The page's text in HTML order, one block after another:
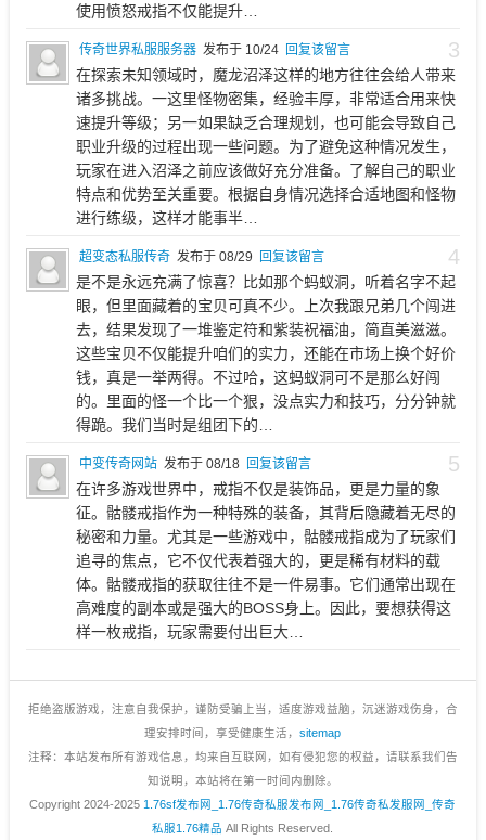
使用愤怒戒指不仅能提升…
3
传奇世界私服服务器 发布于 10/24 回复该留言
在探索未知领域时，魔龙沼泽这样的地方往往会给人带来
诸多挑战。一这里怪物密集，经验丰厚，非常适合用来快
速提升等级；另一如果缺乏合理规划，也可能会导致自己
职业升级的过程出现一些问题。为了避免这种情况发生，
玩家在进入沼泽之前应该做好充分准备。了解自己的职业
特点和优势至关重要。根据自身情况选择合适地图和怪物
进行练级，这样才能事半…
4
超变态私服传奇 发布于 08/29 回复该留言
是不是永远充满了惊喜？比如那个蚂蚁洞，听着名字不起
眼，但里面藏着的宝贝可真不少。上次我跟兄弟几个闯进
去，结果发现了一堆鉴定符和紫装祝福油，简直美滋滋。
这些宝贝不仅能提升咱们的实力，还能在市场上换个好价
钱，真是一举两得。不过哈，这蚂蚁洞可不是那么好闯
的。里面的怪一个比一个狠，没点实力和技巧，分分钟就
得跪。我们当时是组团下的…
5
中变传奇网站 发布于 08/18 回复该留言
在许多游戏世界中，戒指不仅是装饰品，更是力量的象
征。骷髅戒指作为一种特殊的装备，其背后隐藏着无尽的
秘密和力量。尤其是一些游戏中，骷髅戒指成为了玩家们
追寻的焦点，它不仅代表着强大的，更是稀有材料的载
体。骷髅戒指的获取往往不是一件易事。它们通常出现在
高难度的副本或是强大的BOSS身上。因此，要想获得这
样一枚戒指，玩家需要付出巨大…
拒绝盗版游戏，注意自我保护，谨防受骗上当，适度游戏益脑，沉迷游戏伤身，合
理安排时间，享受健康生活，sitemap
注释：本站发布所有游戏信息，均来自互联网，如有侵犯您的权益，请联系我们告
知说明，本站将在第一时间内删除。
Copyright 2024-2025 1.76sf发布网_1.76传奇私服发布网_1.76传奇私发服网_传奇
私服1.76精品 All Rights Reserved.